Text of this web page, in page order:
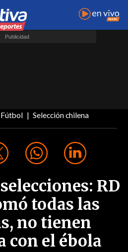
Fútbol Selección chilena
RD
todas las
no tienen
con el ébola